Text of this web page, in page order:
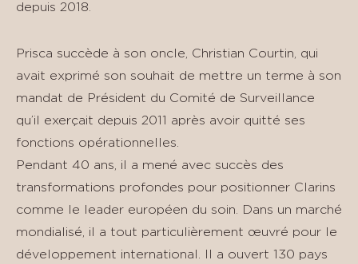
depuis 2018.
Prisca succède à son oncle, Christian Courtin, qui
avait exprimé son souhait de mettre un terme à son
mandat de Président du Comité de Surveillance
qu’il exerçait depuis 2011 après avoir quitté ses
fonctions opérationnelles.
Pendant 40 ans, il a mené avec succès des
transformations profondes pour positionner Clarins
comme le leader européen du soin. Dans un marché
mondialisé, il a tout particulièrement œuvré pour le
développement international. Il a ouvert 130 pays